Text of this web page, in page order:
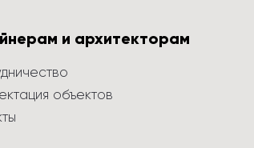
и архитекторам
объектов